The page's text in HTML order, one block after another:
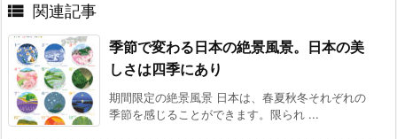
 関連記事
季節で変わる日本の絶景風景。日本の美
しさは四季にあり
期間限定の絶景風景 日本は、春夏秋冬それぞれの
季節を感じることができます。限られ ...